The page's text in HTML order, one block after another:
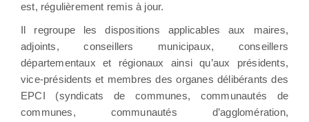
est, régulièrement remis à jour.
Il regroupe les dispositions applicables aux maires,
adjoints, conseillers municipaux, conseillers
départementaux et régionaux ainsi qu’aux présidents,
vice-présidents et membres des organes délibérants des
EPCI (syndicats de communes, communautés de
communes, communautés d’agglomération,